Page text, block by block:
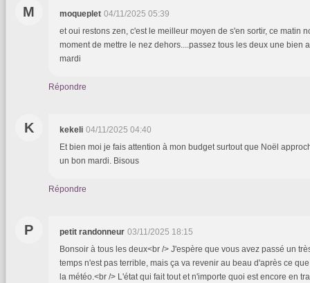
M moqueplet 04/11/2025 05:39
et oui restons zen, c'est le meilleur moyen de s'en sortir, ce matin
moment de mettre le nez dehors....passez tous les deux une bien
mardi
Répondre
K kekeli 04/11/2025 04:40
Et bien moi je fais attention à mon budget surtout que Noël
un bon mardi. Bisous
Répondre
P petit randonneur 03/11/2025 18:15
Bonsoir à tous les deux<br /> J'espère que vous avez passé un
temps n'est pas terrible, mais ça va revenir au beau d'après ce
la météo.<br /> L'état qui fait tout et n'importe quoi est encore en